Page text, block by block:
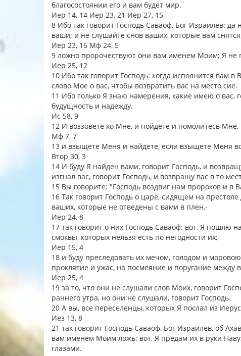
благосостоянии его и вам будет мир.
Иер 14, 14 Иер 23, 21 Иер 27, 15
8 Ибо так говорит Господь Саваоф, Бог Израилев:
ваши; и не слушайте снов ваших, которые вам
Иер 23, 16 Мф 24, 5
9 ложно пророчествуют они вам именем Моим; Я не
Иер 25, 12
10 Ибо так говорит Господь: когда исполнится вам
слово Мое о вас, чтобы возвратить вас на место сие.
11 Ибо только Я знаю намерения, какие имею о вас,
будущность и надежду.
Ис 58, 9
12 И воззовете ко Мне, и пойдете и помолитесь
Мф 7, 7
13 и взыщете Меня и найдете, если взыщете Меня
Втор 30, 3
14 И буду Я найден вами, говорит Господь, и
изгнал вас, говорит Господь, и возвращу вас в то
15 Вы говорите: "Господь воздвиг нам пророков и в
16 Так говорит Господь о царе, сидящем на
ваших, которые не отведены с вами в плен,-
Иер 24, 8
17 так говорит о них Господь Саваоф: вот, Я пошлю
смоквы, которых нельзя есть по негодности их;
Иер 15, 4
18 и буду преследовать их мечом, голодом и
проклятие и ужас, на посмеяние и поругание между
Иер 25, 4
19 за то, что они не слушали слов Моих, говорит
раннего утра, но они не слушали, говорит Господь.
20 А вы, все переселенцы, которых Я послал из
Иез 13, 8
21 так говорит Господь Саваоф, Бог Израилев, об
вам именем Моим ложь: вот, Я предам их в руки
глазами.